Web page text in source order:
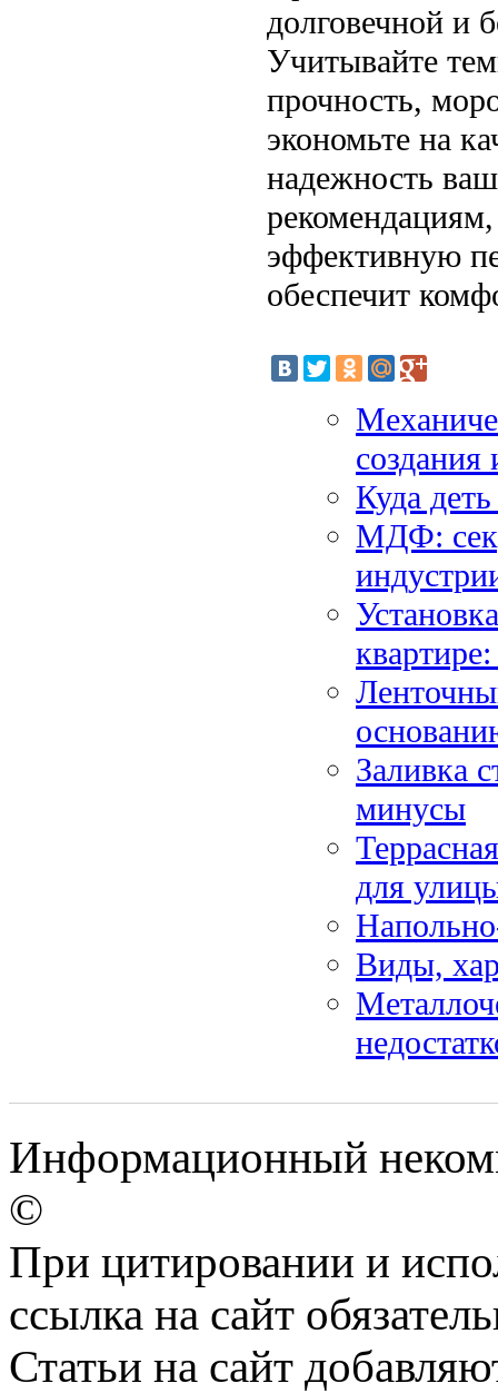
долговечной и
Учитывайте
прочность,
экономьте на
надежность
эффективную
обеспечит
создания
Куда
МДФ:
Заливка
минусы
для
Виды,
Информационный
©
При цитировании и
ссылка на сайт
Статьи на сайт